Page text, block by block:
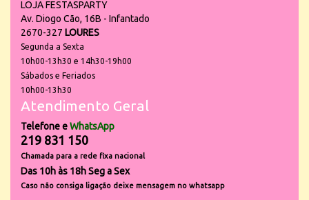
LOJA FESTASPARTY
Av. Diogo Cão, 16B - Infantado
2670-327 LOURES
Segunda a Sexta
10h00-13h30 e 14h30-19h00
Sábados e Feriados
10h00-13h30
Atendimento Geral
Telefone eWhatsApp
219 831 150
Chamada para a rede fixa nacional
Das 10h às 18h Seg a Sex
Caso não consiga ligação deixe mensagem no whatsapp